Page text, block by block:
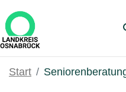
Zum Hauptinhalt springen
Start